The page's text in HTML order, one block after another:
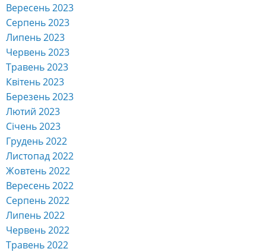
Вересень 2023
Серпень 2023
Липень 2023
Червень 2023
Травень 2023
Квітень 2023
Березень 2023
Лютий 2023
Січень 2023
Грудень 2022
Листопад 2022
Жовтень 2022
Вересень 2022
Серпень 2022
Липень 2022
Червень 2022
Травень 2022